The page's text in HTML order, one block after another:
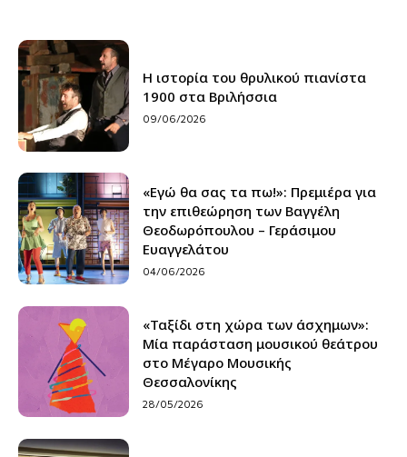
Η ιστορία του θρυλικού πιανίστα
1900 στα Βριλήσσια
09/06/2026
«Εγώ θα σας τα πω!»: Πρεμιέρα για
την επιθεώρηση των Βαγγέλη
Θεοδωρόπουλου – Γεράσιμου
Ευαγγελάτου
04/06/2026
«Ταξίδι στη χώρα των άσχημων»:
Μία παράσταση μουσικού θεάτρου
στο Μέγαρο Μουσικής
Θεσσαλονίκης
28/05/2026